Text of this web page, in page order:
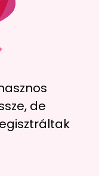
de